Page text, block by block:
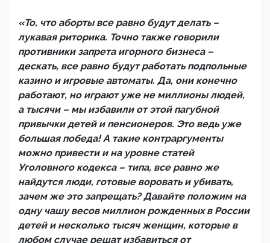
«То, что аборты все равно будут делать –
лукавая риторика. Точно также говорили
противники запрета игорного бизнеса –
дескать, все равно будут работать подпольные
казино и игровые автоматы. Да, они конечно
работают, но играют уже не миллионы людей,
а тысячи – мы избавили от этой пагубной
привычки детей и пенсионеров. Это ведь уже
большая победа! А такие контраргументы
можно привести и на уровне статей
Уголовного кодекса – типа, все равно же
найдутся люди, готовые воровать и убивать,
зачем же это запрещать? Давайте положим на
одну чашу весов миллион рожденных в России
детей и несколько тысяч женщин, которые в
любом случае решат избавиться от